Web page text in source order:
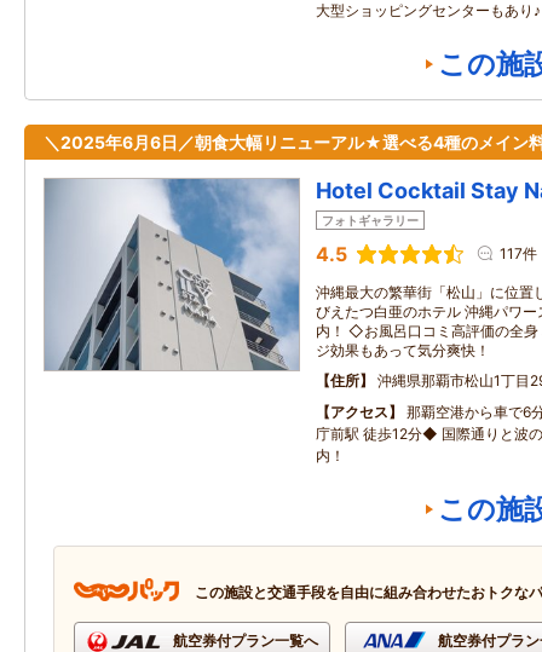
大型ショッピングセンターもあり♪
この施
＼2025年6月6日／朝食大幅リニューアル★選べる4種のメイン
Hotel Cocktail Stay
フォトギャラリー
4.5 117件
沖縄最大の繁華街「松山」に位置
びえたつ白亜のホテル 沖縄パワー
内！ ◇お風呂口コミ高評価の全
ジ効果もあって気分爽快！
住所
沖縄県那覇市松山1丁目
アクセス
那覇空港から車で6
庁前駅 徒歩12分◆ 国際通りと波
内！
この施
この施設と交通手段を自由に組み合わせたおトクな
航空券付プラン一覧へ 航空券付プラ